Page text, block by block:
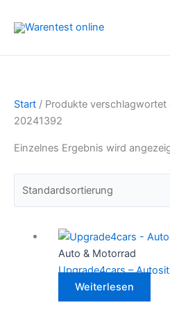
Inhalt
Start / Produkte verschlagwortet
20241392
Einzelnes Ergebnis wird
Auto & Motorrad
Upgrade4cars –
Weiterlesen